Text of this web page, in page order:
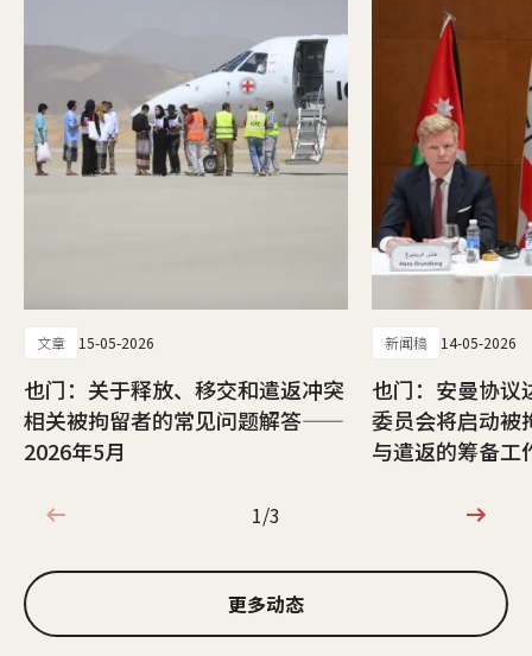
文章 15-05-2026
也门：关于释放、移交和遣返冲突
相关被拘留者的常见问题解答——
2026年5月
新闻稿 14-05-2026
也门：安曼协议
委员会将启动被
与遣返的筹备工
1/3
1/3
更多动态